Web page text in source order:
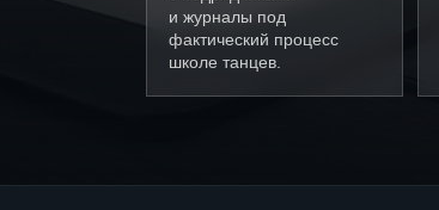
и журналы под
фактический процесс
школе танцев.